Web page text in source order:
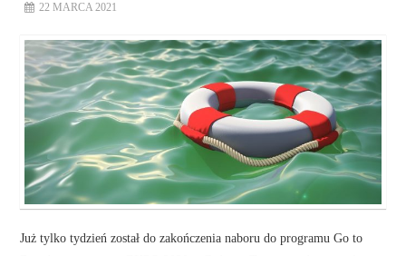
22 MARCA 2021
Już tylko tydzień został do zakończenia naboru do programu Go to